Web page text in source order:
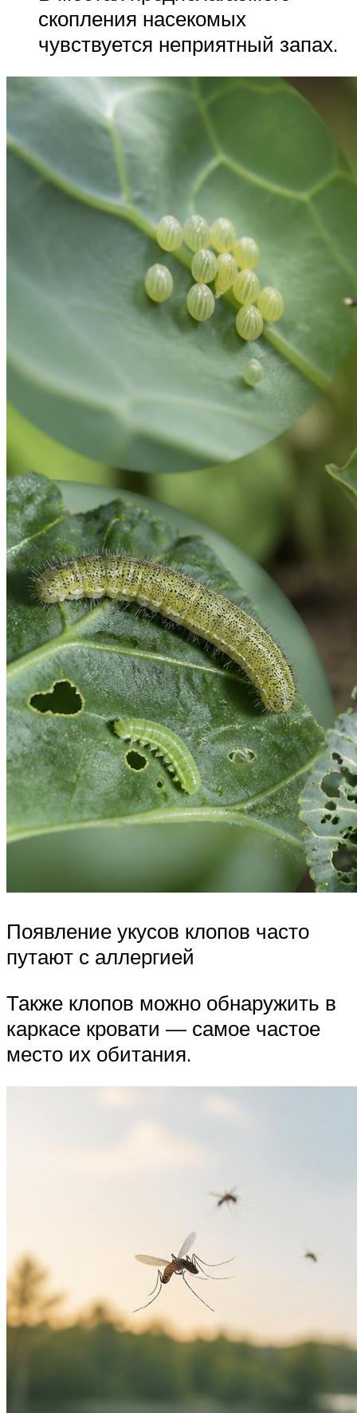
скопления насекомых
чувствуется неприятный запах.
Появление укусов клопов часто
путают с аллергией
Также клопов можно обнаружить в
каркасе кровати — самое частое
место их обитания.